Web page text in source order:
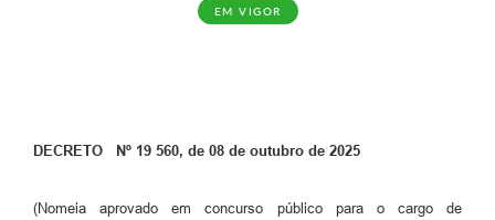
Legislação
EM VIGOR
DECRETO Nº 19 560, de 08 de outubro de 2025
(Nomeia aprovado em concurso público para o cargo de